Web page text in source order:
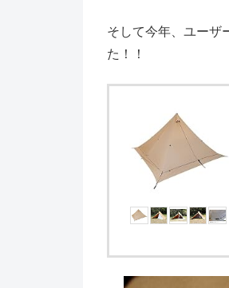
そして今年、ユーザ
た！！